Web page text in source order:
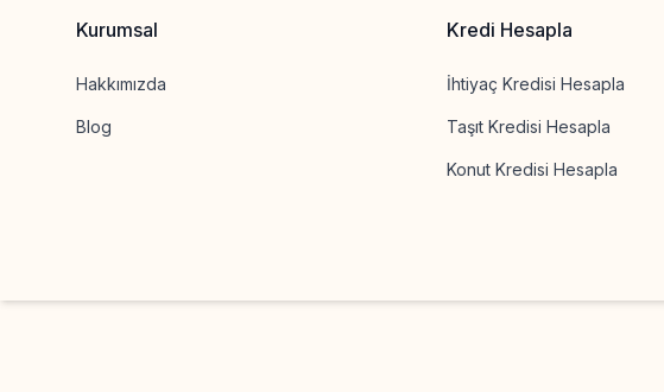
Kurumsal
Hakkımızda
Blog
Kredi Hesapla
İhtiyaç Kredisi Hesapla
Taşıt Kredisi Hesapla
Konut Kredisi Hesapla